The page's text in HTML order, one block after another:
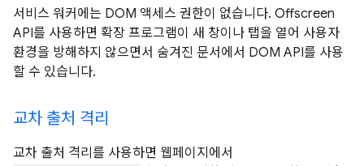
서비스 워커에는 DOM 액세스 권한이 없습니다. Offscreen
API를 사용하면 확장 프로그램이 새 창이나 탭을 열어 사용자
환경을 방해하지 않으면서 숨겨진 문서에서 DOM API를 사용
할 수 있습니다.
교차 출처 격리
교차 출처 격리를 사용하면 웹페이지에서